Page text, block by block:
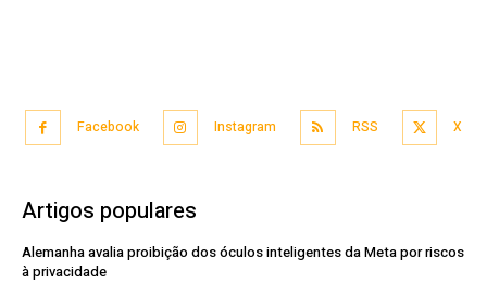
Facebook Instagram RSS X
Artigos populares
Alemanha avalia proibição dos óculos inteligentes da Meta por riscos
à privacidade